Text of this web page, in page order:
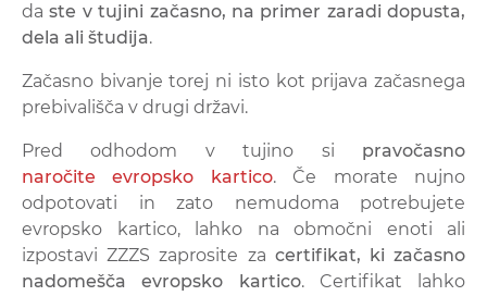
daste v tujini začasno, na primer zaradi dopusta,
dela ali študija.
Začasno bivanje torej ni isto kot prijava začasnega
prebivališča v drugi državi.
Pred odhodom v tujino si pravočasno
naročite evropsko kartico. Če morate nujno
odpotovati in zato nemudoma potrebujete
evropsko kartico, lahko na območni enoti ali
izpostavi ZZZS zaprosite za certifikat, ki začasno
nadomešča evropsko kartico. Certifikat lahko